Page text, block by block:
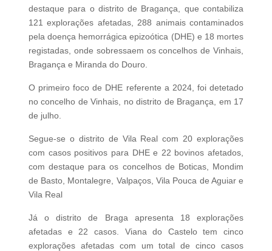
destaque para o distrito de Bragança, que contabiliza
121 explorações afetadas, 288 animais contaminados
pela doença hemorrágica epizoótica (DHE) e 18 mortes
registadas, onde sobressaem os concelhos de Vinhais,
Bragança e Miranda do Douro.
O primeiro foco de DHE referente a 2024, foi detetado
no concelho de Vinhais, no distrito de Bragança, em 17
de julho.
Segue-se o distrito de Vila Real com 20 explorações
com casos positivos para DHE e 22 bovinos afetados,
com destaque para os concelhos de Boticas, Mondim
de Basto, Montalegre, Valpaços, Vila Pouca de Aguiar e
Vila Real
Já o distrito de Braga apresenta 18 explorações
afetadas e 22 casos. Viana do Castelo tem cinco
explorações afetadas com um total de cinco casos